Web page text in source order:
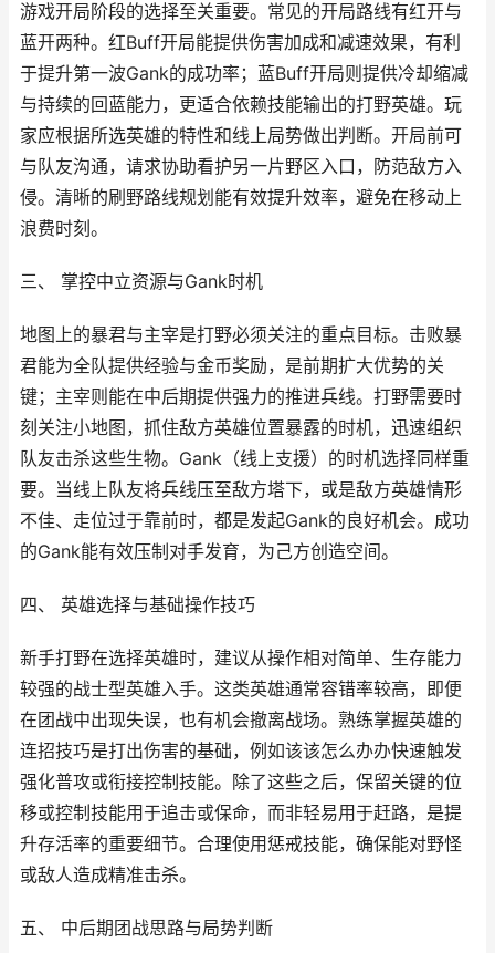
游戏开局阶段的选择至关重要。常见的开局路线有红开与
蓝开两种。红Buff开局能提供伤害加成和减速效果，有利
于提升第一波Gank的成功率；蓝Buff开局则提供冷却缩减
与持续的回蓝能力，更适合依赖技能输出的打野英雄。玩
家应根据所选英雄的特性和线上局势做出判断。开局前可
与队友沟通，请求协助看护另一片野区入口，防范敌方入
侵。清晰的刷野路线规划能有效提升效率，避免在移动上
浪费时刻。
三、 掌控中立资源与Gank时机
地图上的暴君与主宰是打野必须关注的重点目标。击败暴
君能为全队提供经验与金币奖励，是前期扩大优势的关
键；主宰则能在中后期提供强力的推进兵线。打野需要时
刻关注小地图，抓住敌方英雄位置暴露的时机，迅速组织
队友击杀这些生物。Gank（线上支援）的时机选择同样重
要。当线上队友将兵线压至敌方塔下，或是敌方英雄情形
不佳、走位过于靠前时，都是发起Gank的良好机会。成功
的Gank能有效压制对手发育，为己方创造空间。
四、 英雄选择与基础操作技巧
新手打野在选择英雄时，建议从操作相对简单、生存能力
较强的战士型英雄入手。这类英雄通常容错率较高，即便
在团战中出现失误，也有机会撤离战场。熟练掌握英雄的
连招技巧是打出伤害的基础，例如该该怎么办办快速触发
强化普攻或衔接控制技能。除了这些之后，保留关键的位
移或控制技能用于追击或保命，而非轻易用于赶路，是提
升存活率的重要细节。合理使用惩戒技能，确保能对野怪
或敌人造成精准击杀。
五、 中后期团战思路与局势判断